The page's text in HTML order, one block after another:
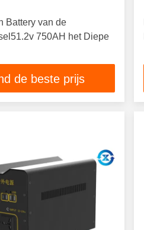
Battery van de
750AH het Diepe
de beste prijs